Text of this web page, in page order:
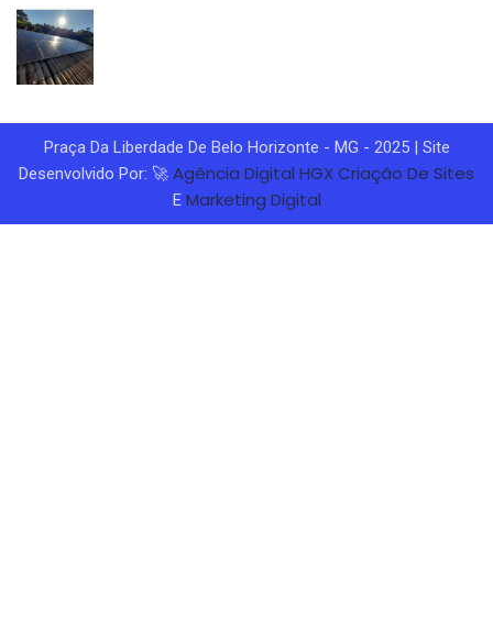
Praça Da Liberdade De Belo Horizonte - MG - 2025 | Site
Desenvolvido Por: 🚀 Agência Digital HGXCriação De Sites
E Marketing Digital